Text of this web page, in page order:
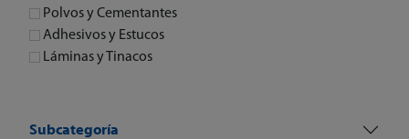
Polvos y Cementantes
Adhesivos y Estucos
Láminas y Tinacos
Subcategoría